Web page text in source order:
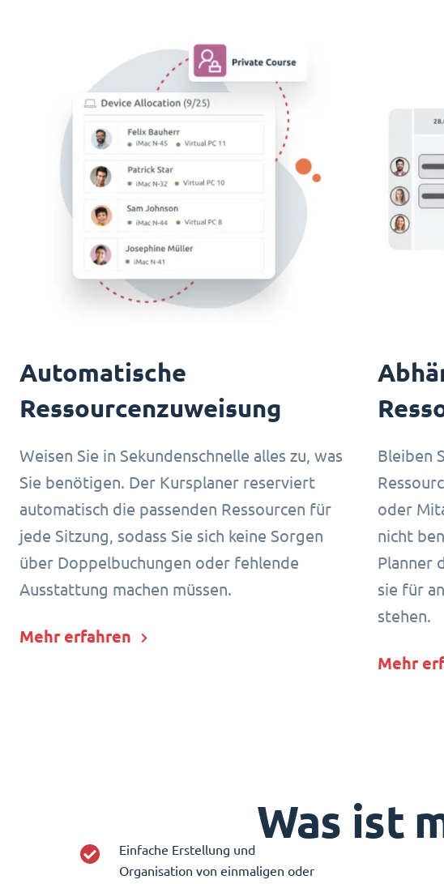
Automatische
Ressourcenzuweisung
Weisen Sie in Sekundenschnelle alles zu, was
Sie benötigen. Der Kursplaner reserviert
automatisch die passenden Ressourcen für
jede Sitzung, sodass Sie sich keine Sorgen
über Doppelbuchungen oder fehlende
Ausstattung machen müssen.
Mehr erfahren
Bleiben
oder
nicht
Planner
sie für
stehen.
Mehr
Was ist
Einfache Erstellung und
Organisation von einmaligen oder